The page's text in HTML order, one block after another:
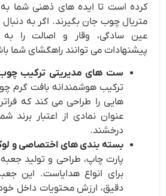
کرده است تا ایده های ذهنی شما
متریال چوب جان بگیرند. اگر به
عین سادگی، وقار و اصالت را به
پیشنهادات می توانند راهگشای شما
ست های مدیریتی ترکیب
ترکیب هوشمندانه بافت گرم
هایی را طراحی می کند که فراتر
عنوان نمادی از اعتبار برند
درخشند.
بسته بندی های اختصاصی و
پارت چاپ، طراحی و تولید
برای انواع هدایاست. این
دقیق، ارزش محتویات داخل خود